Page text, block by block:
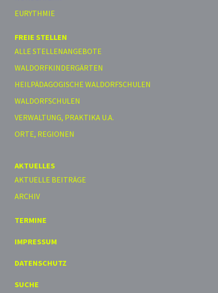
EURYTHMIE
FREIE STELLEN
ALLE STELLENANGEBOTE
WALDORFKINDERGÄRTEN
HEILPÄDAGOGISCHE WALDORFSCHULEN
WALDORFSCHULEN
VERWALTUNG, PRAKTIKA U.A.
ORTE, REGIONEN
AKTUELLES
AKTUELLE BEITRÄGE
ARCHIV
TERMINE
IMPRESSUM
DATENSCHUTZ
SUCHE